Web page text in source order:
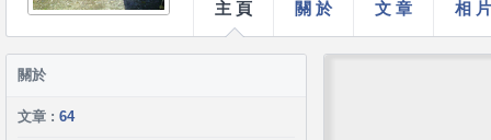
主 頁 關 於 文 章 相 片
關於
文章 : 64